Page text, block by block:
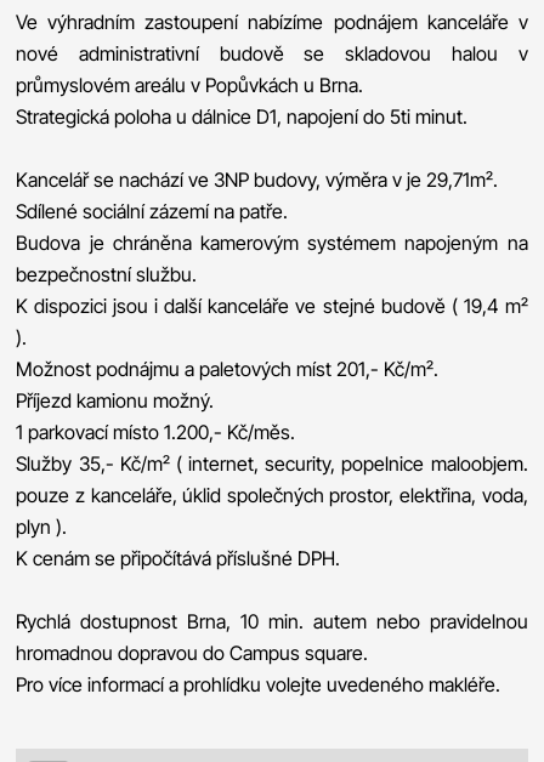
Ve výhradním zastoupení nabízíme podnájem kanceláře v
nové administrativní budově se skladovou halou v
průmyslovém areálu v Popůvkách u Brna.
Strategická poloha u dálnice D1, napojení do 5ti minut.
Kancelář se nachází ve 3NP budovy, výměra v je 29,71m².
Sdílené sociální zázemí na patře.
Budova je chráněna kamerovým systémem napojeným na
bezpečnostní službu.
K dispozici jsou i další kanceláře ve stejné budově ( 19,4 m²
).
Možnost podnájmu a paletových míst 201,- Kč/m².
Příjezd kamionu možný.
1 parkovací místo 1.200,- Kč/měs.
Služby 35,- Kč/m² ( internet, security, popelnice maloobjem.
pouze z kanceláře, úklid společných prostor, elektřina, voda,
plyn ).
K cenám se připočítává příslušné DPH.
Rychlá dostupnost Brna, 10 min. autem nebo pravidelnou
hromadnou dopravou do Campus square.
Pro více informací a prohlídku volejte uvedeného makléře.